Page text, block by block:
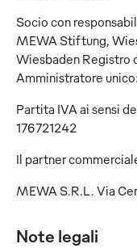
Socio con
MEWA Stiftung,
Wiesbaden Registro
Amministratore
Partita IVA ai sensi
176721242
Il partner
MEWA S.R.L. Via
Note legali